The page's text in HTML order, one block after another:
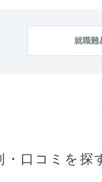
就職難
・口コミを探